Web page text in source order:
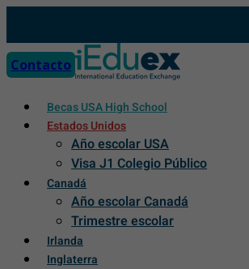
content
Contacto
Becas USA High School
Estados Unidos
Año escolar USA
Visa J1 Colegio Público
Canadá
Año escolar Canadá
Trimestre escolar
Irlanda
Inglaterra